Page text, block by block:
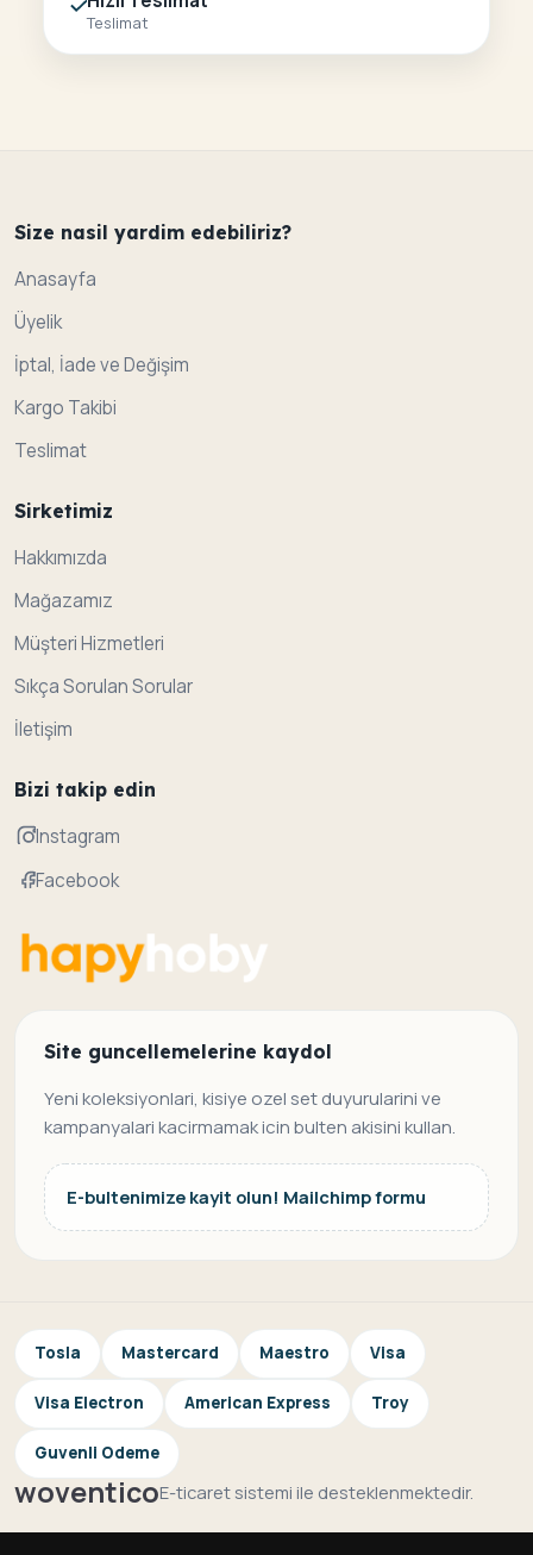
Teslimat
Size nasil yardim edebiliriz?
Anasayfa
Üyelik
İptal, İade ve Değişim
Kargo Takibi
Teslimat
Sirketimiz
Hakkımızda
Mağazamız
Müşteri Hizmetleri
Sıkça Sorulan Sorular
İletişim
Bizi takip edin
Instagram
Facebook
Site guncellemelerine kaydol
Yeni koleksiyonlari, kisiye ozel set duyurularini ve
kampanyalari kacirmamak icin bulten akisini kullan.
E-bultenimize kayit olun! Mailchimp formu
Tosla Mastercard Maestro Visa
Visa Electron American Express Troy
Guvenli Odeme
woventicoE-ticaret sistemi ile desteklenmektedir.